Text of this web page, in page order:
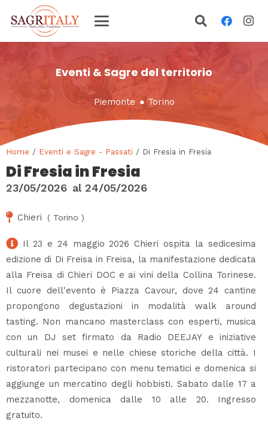
Eventi & Sagre del territorio
Piemonte ● Torino
Home / Eventi e Sagre - Passati / Di Fresia in Fresia
Di Fresia in Fresia
23/05/2026 al 24/05/2026
Chieri ( Torino )
Il 23 e 24 maggio 2026 Chieri ospita la sedicesima
edizione di Di Freisa in Freisa, la manifestazione dedicata
alla Freisa di Chieri DOC e ai vini della Collina Torinese.
Il cuore dell'evento è Piazza Cavour, dove 24 cantine
propongono degustazioni in modalità walk around
tasting. Non mancano masterclass con esperti, musica
con un DJ set firmato da Radio DEEJAY e iniziative
culturali nei musei e nelle chiese storiche della città. I
ristoratori partecipano con menu tematici e domenica si
aggiunge un mercatino degli hobbisti. Sabato dalle 17 a
mezzanotte, domenica dalle 10 alle 20. Ingresso
gratuito.